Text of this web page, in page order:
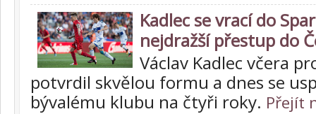
Kadlec se vrací do
nejdražší přestup do
Václav Kadlec včera
potvrdil skvělou formu a dnes se
bývalému klubu na čtyři roky. Přejít